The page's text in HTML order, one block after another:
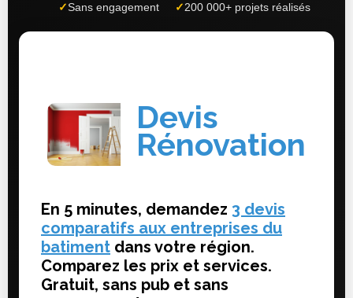
✓Sans engagement ✓ 200 000+ projets réalisés